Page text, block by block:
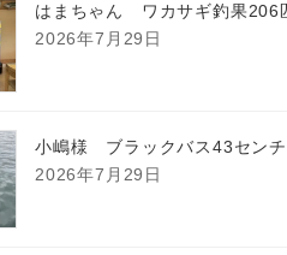
はまちゃん ワカサギ釣果
2026年7月29日
小嶋様 ブラックバス43セン
2026年7月29日